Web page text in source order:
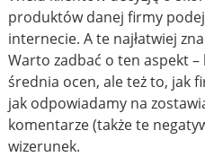
produktów danej firmy
internecie. A te najłatwiej
Warto zadbać o ten aspekt –
średnia ocen, ale też to, jak
jak odpowiadamy na
komentarze (także te
wizerunek.